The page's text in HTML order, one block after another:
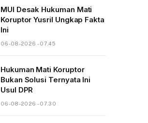
MUI Desak Hukuman Mati
Koruptor Yusril Ungkap Fakta
Ini
06-08-2026 - 07.45
Hukuman Mati Koruptor
Bukan Solusi Ternyata Ini
Usul DPR
06-08-2026 - 07.30